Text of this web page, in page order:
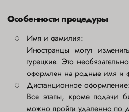
Особенности процедуры
Имя и фамилия:
Иностранцы могут
турецкие. Это
оформлен на родные имя и
Дистанционное оформление:
Все этапы, кроме подачи
можно пройти удаленно по